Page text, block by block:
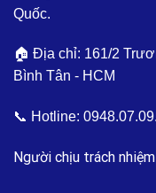
Quốc.
🏠 Địa chỉ: 161/2
Bình Tân - HCM
📞 Hotline:
Người chịu trách